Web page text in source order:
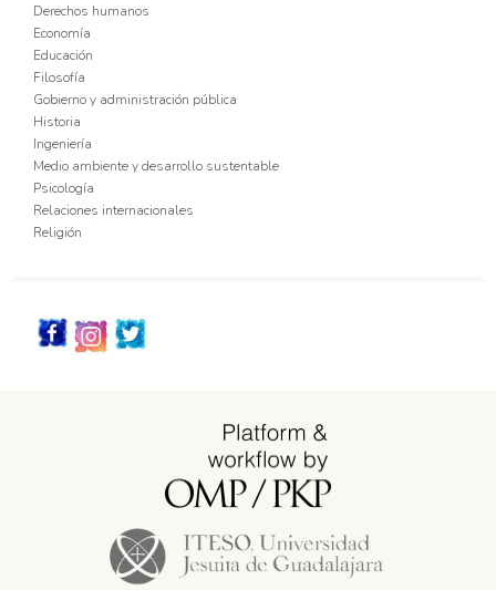
Derechos humanos
Economía
Educación
Filosofía
Gobierno y administración pública
Historia
Ingeniería
Medio ambiente y desarrollo sustentable
Psicología
Relaciones internacionales
Religión
Redes_Sociales